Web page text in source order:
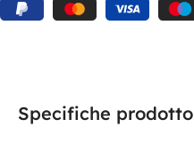
Specifiche prodotto